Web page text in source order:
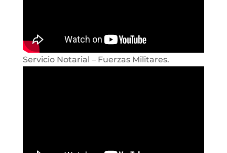
Servicio Notarial – Fuerzas Militares.